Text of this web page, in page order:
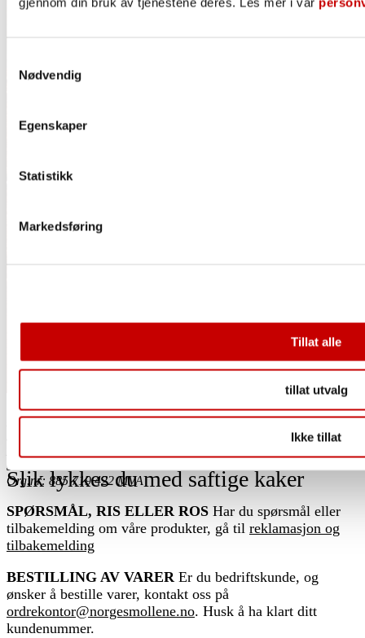
Nødvendig
Egenskaper
Statistikk
Markedsføring
Tillat alle
tillat utvalg
Ikke tillat
Pizzaskolen
Alt du trenger å vite om pizzabaking
Slik lykkes du med saftige kaker
POSTADRESSEPostboks 1911, Nordnes
5004 BERGEN
Org.nr: 885 719 422 MVA
SPØRSMÅL, RIS ELLER ROS Har du spørsmål eller
tilbakemelding om våre produkter, gå til reklamasjon og
tilbakemelding
BESTILLING AV VARER Er du bedriftskunde, og
ønsker å bestille varer, kontakt oss på
ordrekontor@norgesmollene.no. Husk å ha klart ditt
kundenummer.